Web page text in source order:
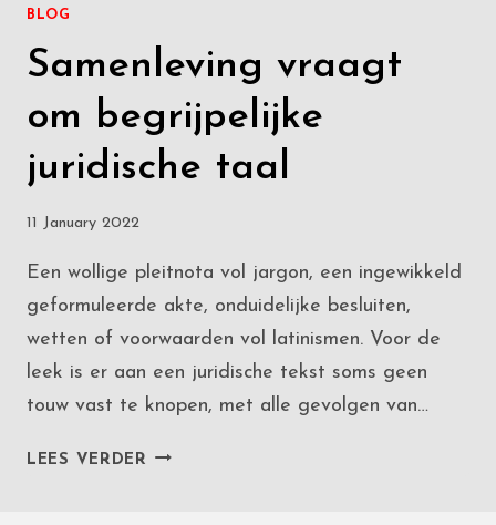
BLOG
Samenleving vraagt
om begrijpelijke
juridische taal
11 January 2022
Een wollige pleitnota vol jargon, een ingewikkeld
geformuleerde akte, onduidelijke besluiten,
wetten of voorwaarden vol latinismen. Voor de
leek is er aan een juridische tekst soms geen
touw vast te knopen, met alle gevolgen van…
LEES VERDER SAMENLEVING